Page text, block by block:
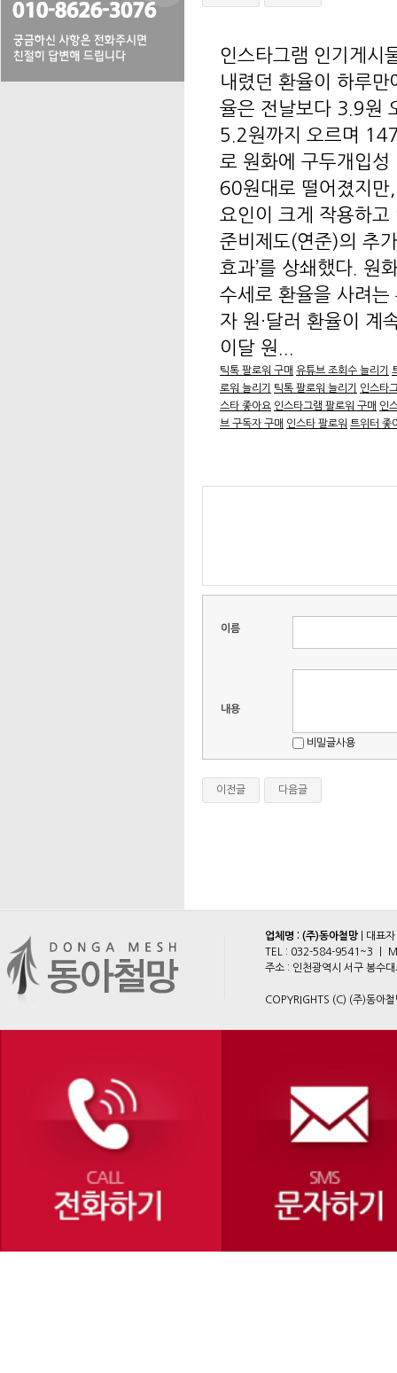
인스타그램 인기게시
내렸던 환율이 하루
율은 전날보다 3.9원
5.2원까지 오르며
로 원화에 구두개입
60원대로 떨어졌지만
요인이 크게 작용하
준비제도(연준)의 추
효과’를 상쇄했다. 원
수세로 환율을 사려
자 원·달러 환율이 계
이달 원...
틱톡 팔로워 구매 유튜브 조회수 늘리기
로워 늘리기
틱톡 팔로워 늘리기
인스타
스타 좋아요 인스타그램 팔로워 구매 인
브 구독자 구매 인스타 팔로워 트위터 좋
이름
내용
비밀글사용
이전글 다음글
업체명 : (주)동아철망 | 대표
TEL : 032-584-9541~3 ㅣ
주소 : 인천광역시 서구 봉
COPYRIGHTS (C) (주)동아